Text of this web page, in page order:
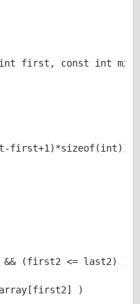
int first, const int
first+1)*sizeof(int));
(first2 <= last2) )
)